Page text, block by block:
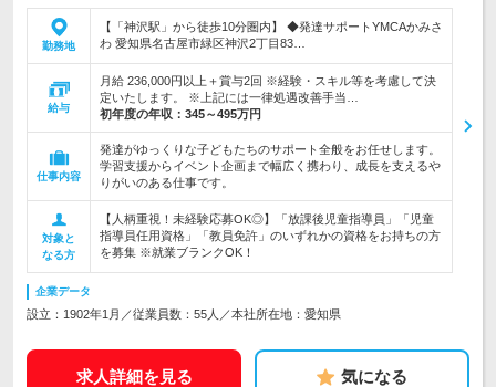
勤務地
【「神沢駅」から徒歩10分圏内】 ◆発達サポートYMCAかみさ
わ 愛知県名古屋市緑区神沢2丁目83…
給与
月給 236,000円以上＋賞与2回 ※経験・スキル等を考慮して決
定いたします。 ※上記には一律処遇改善手当…
初年度の年収： 345～495万円
仕事内容
発達がゆっくりな子どもたちのサポート全般をお任せします。
学習支援からイベント企画まで幅広く携わり、成長を支えるや
りがいのある仕事です。
対象と
なる方
【人柄重視！未経験応募OK◎】「放課後児童指導員」「児童
指導員任用資格」「教員免許」のいずれかの資格をお持ちの方
を募集 ※就業ブランクOK！
企業データ
設立：1902年1月／従業員数：55人／本社所在地：愛知県
求人詳細を見る 気になる